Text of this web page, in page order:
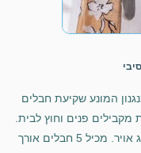
המונע שקיעת חבלים
פנים וחוץ לבית.
עשוי מחומר קשיח במיוחד עמיד בשינויי מזג אויר. מכיל 5 חבלים אורך